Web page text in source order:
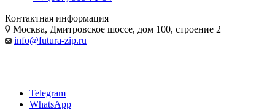
Контактная информация
Москва, Дмитровское шоссе, дом 100, строение 2
info@futura-zip.ru
Telegram
WhatsApp